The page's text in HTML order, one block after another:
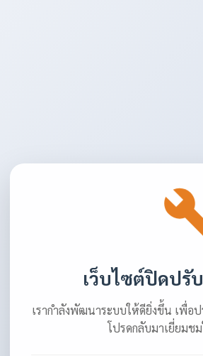
เว็บไซต์ปิดปรั
เรากำลังพัฒนาระบบให้ดียิ่งขึ้น เพื่อ
โปรดกลับมาเยี่ยมช